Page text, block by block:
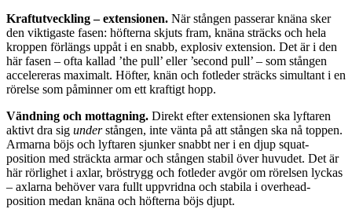
Kraftutveckling – extensionen. När stången passerar knäna sker
den viktigaste fasen: höfterna skjuts fram, knäna sträcks och hela
kroppen förlängs uppåt i en snabb, explosiv extension. Det är i den
här fasen – ofta kallad ’the pull’ eller ’second pull’ – som stången
accelereras maximalt. Höfter, knän och fotleder sträcks simultant i en
rörelse som påminner om ett kraftigt hopp.
Vändning och mottagning. Direkt efter extensionen ska lyftaren
aktivt dra sig understången, inte vänta på att stången ska nå toppen.
Armarna böjs och lyftaren sjunker snabbt ner i en djup squat-
position med sträckta armar och stången stabil över huvudet. Det är
här rörlighet i axlar, bröstrygg och fotleder avgör om rörelsen lyckas
– axlarna behöver vara fullt uppvridna och stabila i overhead-
position medan knäna och höfterna böjs djupt.